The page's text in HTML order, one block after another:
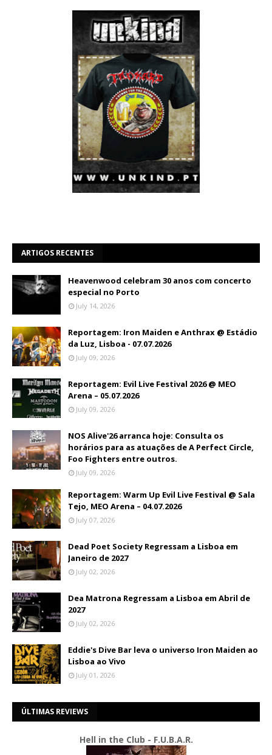
ARTIGOS RECENTES
Heavenwood celebram 30 anos com concerto
especial no Porto
July 14, 2026
Reportagem: Iron Maiden e Anthrax @ Estádio
da Luz, Lisboa - 07.07.2026
July 09, 2026
Reportagem: Evil Live Festival 2026 @ MEO
Arena – 05.07.2026
July 09, 2026
NOS Alive'26 arranca hoje: Consulta os
horários para as atuações de A Perfect Circle,
Foo Fighters entre outros.
July 09, 2026
Reportagem: Warm Up Evil Live Festival @ Sala
Tejo, MEO Arena – 04.07.2026
July 07, 2026
Dead Poet Society Regressam a Lisboa em
Janeiro de 2027
July 02, 2026
Dea Matrona Regressam a Lisboa em Abril de
2027
July 02, 2026
Eddie's Dive Bar leva o universo Iron Maiden ao
Lisboa ao Vivo
July 01, 2026
ÚLTIMAS REVIEWS
Hell in the Club - F.U.B.A.R.